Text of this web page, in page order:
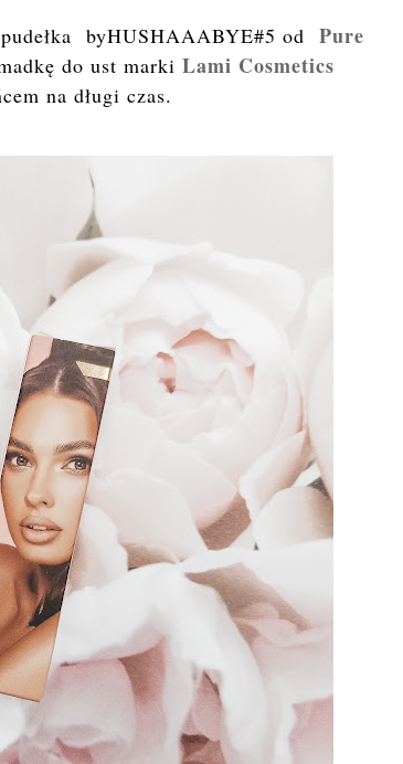
byHUSHAAABYE#5 od Pure
do ust marki Lami Cosmetics
na długi czas.